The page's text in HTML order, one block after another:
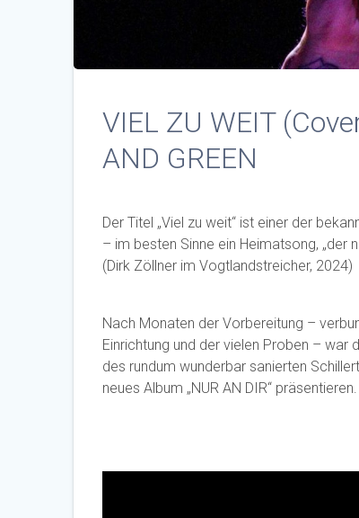
VIEL ZU WEIT
AND GREEN
Der Titel „Viel zu weit“ ist einer der
– im besten Sinne ein Heimatsong,
(Dirk Zöllner im Vogtlandstreicher, 2024)
Nach Monaten der Vorbereitung –
Einrichtung und der vielen Proben – war
des rundum wunderbar sanierten
neues Album „NUR AN DIR“ präsentieren.